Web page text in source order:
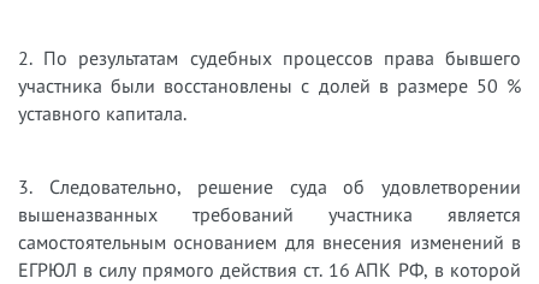
2. По результатам судебных процессов права бывшего
участника были восстановлены с долей в размере 50 %
уставного капитала.
3. Следовательно, решение суда об удовлетворении
вышеназванных требований участника является
самостоятельным основанием для внесения изменений в
ЕГРЮЛ в силу прямого действия ст. 16 АПК РФ, в которой